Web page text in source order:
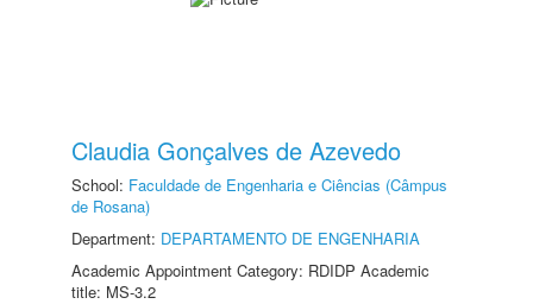
Claudia Gonçalves de Azevedo
School: Faculdade de Engenharia e Ciências (Câmpus
de Rosana)
Department: DEPARTAMENTO DE ENGENHARIA
Academic Appointment Category: RDIDP Academic
title: MS-3.2